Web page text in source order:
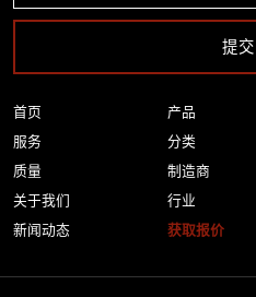
首页
服务
质量
关于我们
新闻动态
产品
分类
制造商
行业
获取报价
提交